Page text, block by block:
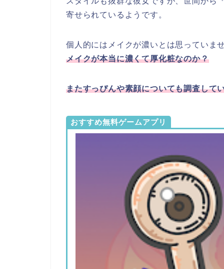
寄せられているようです。
個人的にはメイクが濃いとは思っていま
メイクが本当に濃くて厚化粧なのか？
またすっぴんや素顔についても調査して
おすすめ無料ゲームアプリ